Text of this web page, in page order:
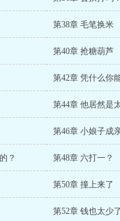
第38章 毛笔换米
第40章 抢糖葫芦
第42章 凭什么你
第44章 他居然是
第46章 小娘子成
？ 第48章 六打一？
第50章 撞上来了
第52章 钱也太少了